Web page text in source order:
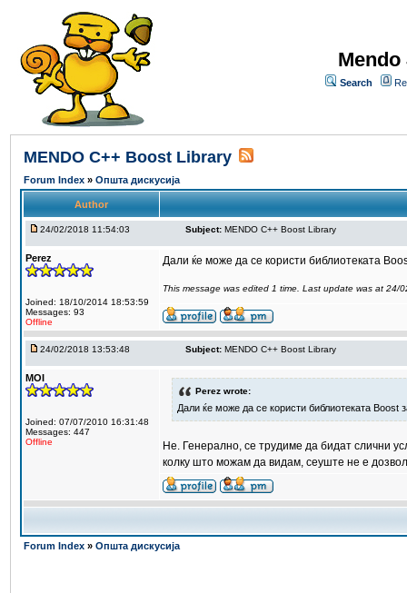
Search
MENDO C++ Boost Library
Forum Index » Општа дискусија
Author
24/02/2018 11:54:03 Subject: MENDO C++ Boost Library
Perez
Joined: 18/10/2014 18:53:59
Messages: 93
Offline
Дали ќе може да се користи библиотеката
This message was edited 1 time. Last update was at 24/
24/02/2018 13:53:48 Subject: MENDO C++ Boost Library
MOI
Joined: 07/07/2010 16:31:48
Messages: 447
Offline
Perez wrote:
Дали ќе може да се користи библиотеката Boost
Не. Генерално, се трудиме да бидат слични
колку што можам да видам, сеуште не е
Forum Index » Општа дискусија